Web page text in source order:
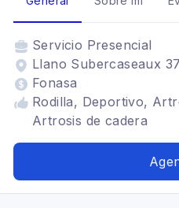
Servicio Presencial
Llano Subercaseaux
Fonasa
Rodilla, Deportivo,
Artrosis de cadera